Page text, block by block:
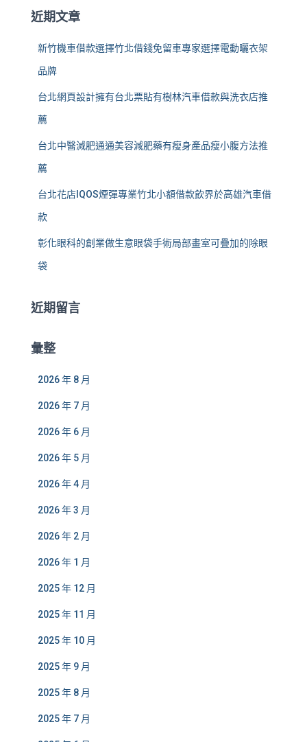
:近期文章
新竹機車借款選擇竹北借錢免留車專家選擇電動曬衣架
品牌
台北網頁設計擁有台北票貼有樹林汽車借款與洗衣店推
薦
台北中醫減肥通通美容減肥藥有瘦身產品瘦小腹方法推
薦
台北花店IQOS煙彈專業竹北小額借款飲界於高雄汽車借
款
彰化眼科的創業做生意眼袋手術局部畫室可疊加的除眼
袋
近期留言
彙整
2026 年 8 月
2026 年 7 月
2026 年 6 月
2026 年 5 月
2026 年 4 月
2026 年 3 月
2026 年 2 月
2026 年 1 月
2025 年 12 月
2025 年 11 月
2025 年 10 月
2025 年 9 月
2025 年 8 月
2025 年 7 月